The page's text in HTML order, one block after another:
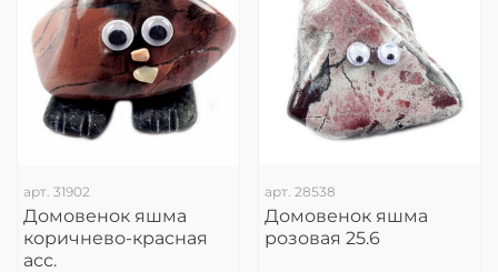
арт. 31902
Домовенок яшма
коричнево-красная
асс.
арт. 28538
Домовенок яшма
розовая 25.6